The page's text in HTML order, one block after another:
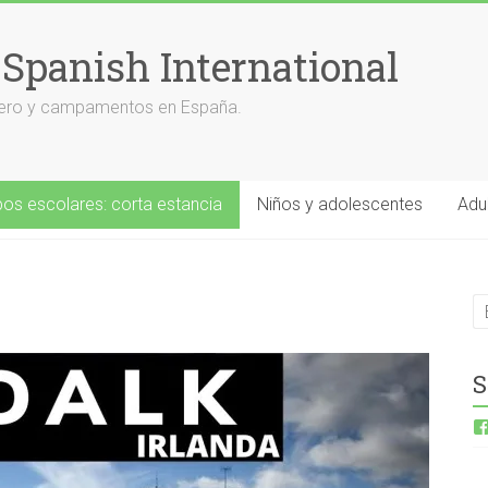
International
y campamentos en España.
escolares: corta estancia Niños y adolescentes